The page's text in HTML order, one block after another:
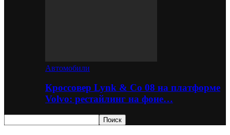
Автомобили
Кроссовер Lynk & Co 08 на платформе
Volvo: рестайлинг на фоне…